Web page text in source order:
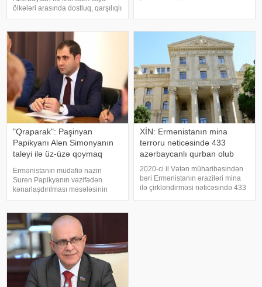
ölkələri arasında dostluq, qarşılıqlı
etimad və strateji tərəfdaşlığın
kəsb edən sənəddir. Bəyannamə
siyasi, iqtisadi
davam edir". APA-ya istinadən
xəbər veri
"Qraparak": Paşinyan
Papikyanı Alen Simonyanın
taleyi ilə üz-üzə qoymaq
Ermənistanın müdafiə naziri
Suren Papikyanın vəzifədən
kənarlaşdırılması məsələsinin
gündəmə gəldiyi iddia olunur.
hakimiyyət daxilindəki mənbələrə
istinadən yazır ki, Baş nazi
XİN: Ermənistanın mina
terroru nəticəsində 433
azərbaycanlı qurban olub
2020-ci il Vətən müharibəsindən
bəri Ermənistanın əraziləri mina
ilə çirkləndirməsi nəticəsində 433